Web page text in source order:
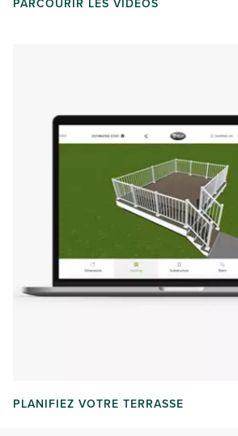
PARCOURIR LES VIDÉOS
PLANIFIEZ VOTRE TERRASSE